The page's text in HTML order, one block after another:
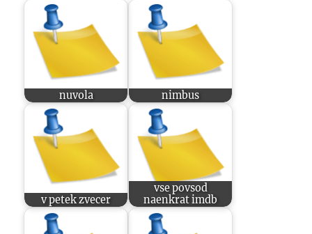
nuvola nimbus
v petek zvecer
vse povsod
naenkrat imdb